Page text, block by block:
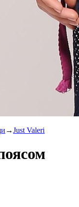
Just Valeri